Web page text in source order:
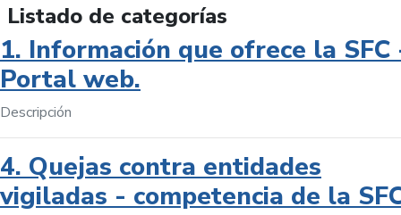
Listado de categorías
1. Información que ofrece la SFC
Portal web.
Descripción
4. Quejas contra entidades
vigiladas - competencia de la